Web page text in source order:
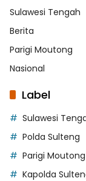
Sulawesi Tengah
Berita
Parigi Moutong
Nasional
Label
Sulawesi
Polda Sulteng
Parigi Moutong
Kapolda